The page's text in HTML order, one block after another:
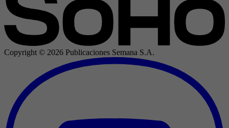
Copyright © 2026 Publicaciones Semana S.A.